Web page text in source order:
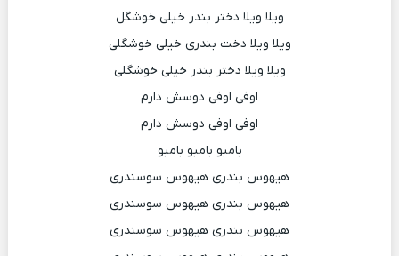
ویلا ویلا دختر بندر خیلی خوشگل
ویلا ویلا دخت بندری خیلی خوشگلی
ویلا ویلا دختر بندر خیلی خوشگلی
اوفی اوفی دوسش دارم
اوفی اوفی دوسش دارم
بامبو بامبو بامبو
هیهوس بندری هیهوس سوسندری
هیهوس بندری هیهوس سوسندری
هیهوس بندری هیهوس سوسندری